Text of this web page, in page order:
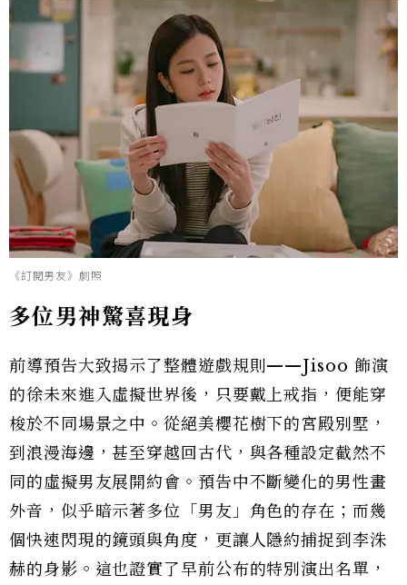
《訂閱男友》劇照
多位男神驚喜現身
前導預告大致揭示了整體遊戲規則——Jisoo 飾演
的徐未來進入虛擬世界後，只要戴上戒指，便能穿
梭於不同場景之中。從絕美櫻花樹下的宮殿別墅，
到浪漫海邊，甚至穿越回古代，與各種設定截然不
同的虛擬男友展開約會。預告中不斷變化的男性畫
外音，似乎暗示著多位「男友」角色的存在；而幾
個快速閃現的鏡頭與角度，更讓人隱約捕捉到李洙
赫的身影。這也證實了早前公布的特別演出名單，